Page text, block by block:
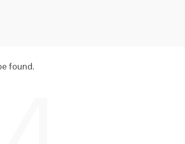
found.